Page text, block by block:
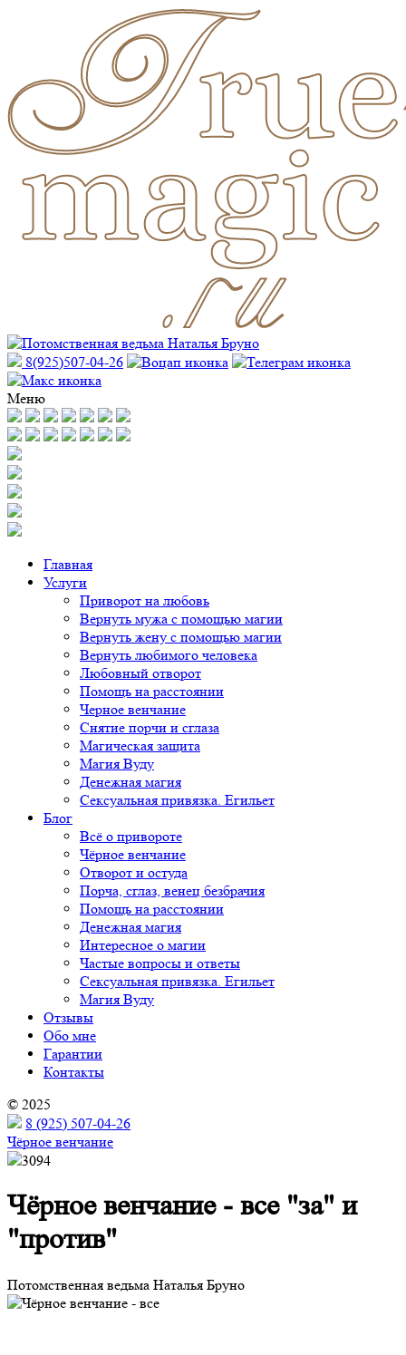
8(925)507-04-26
Меню
Главная
Услуги
Приворот на любовь
Вернуть мужа с помощью магии
Вернуть жену с помощью магии
Вернуть любимого человека
Любовный отворот
Помощь на расстоянии
Черное венчание
Снятие порчи и сглаза
Магическая защита
Магия Вуду
Денежная магия
Сексуальная привязка. Егильет
Блог
Всё о привороте
Чёрное венчание
Отворот и остуда
Порча, сглаз, венец безбрачия
Помощь на расстоянии
Денежная магия
Интересное о магии
Частые вопросы и ответы
Сексуальная привязка. Егильет
Магия Вуду
Отзывы
Обо мне
Гарантии
Контакты
© 2025
8 (925) 507-04-26
Чёрное венчание
3094
Чёрное венчание - все "за" и
"против"
Потомственная ведьма Наталья Бруно